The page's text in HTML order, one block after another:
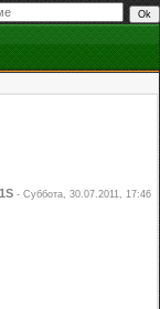
- Суббота, 30.07.2011, 17:46